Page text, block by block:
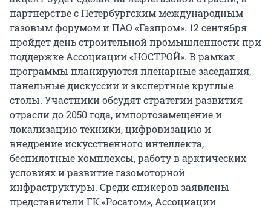
партнерстве с Петербургским международным
газовым форумом и ПАО «Газпром». 12 сентября
пройдет день строительной промышленности при
поддержке Ассоциации «НОСТРОЙ». В рамках
программы планируются пленарные заседания,
панельные дискуссии и экспертные круглые
столы. Участники обсудят стратегии развития
отрасли до 2050 года, импортозамещение и
локализацию техники, цифровизацию и
внедрение искусственного интеллекта,
беспилотные комплексы, работу в арктических
условиях и развитие газомоторной
инфраструктуры. Среди спикеров заявлены
представители ГК «Росатом», Ассоциации